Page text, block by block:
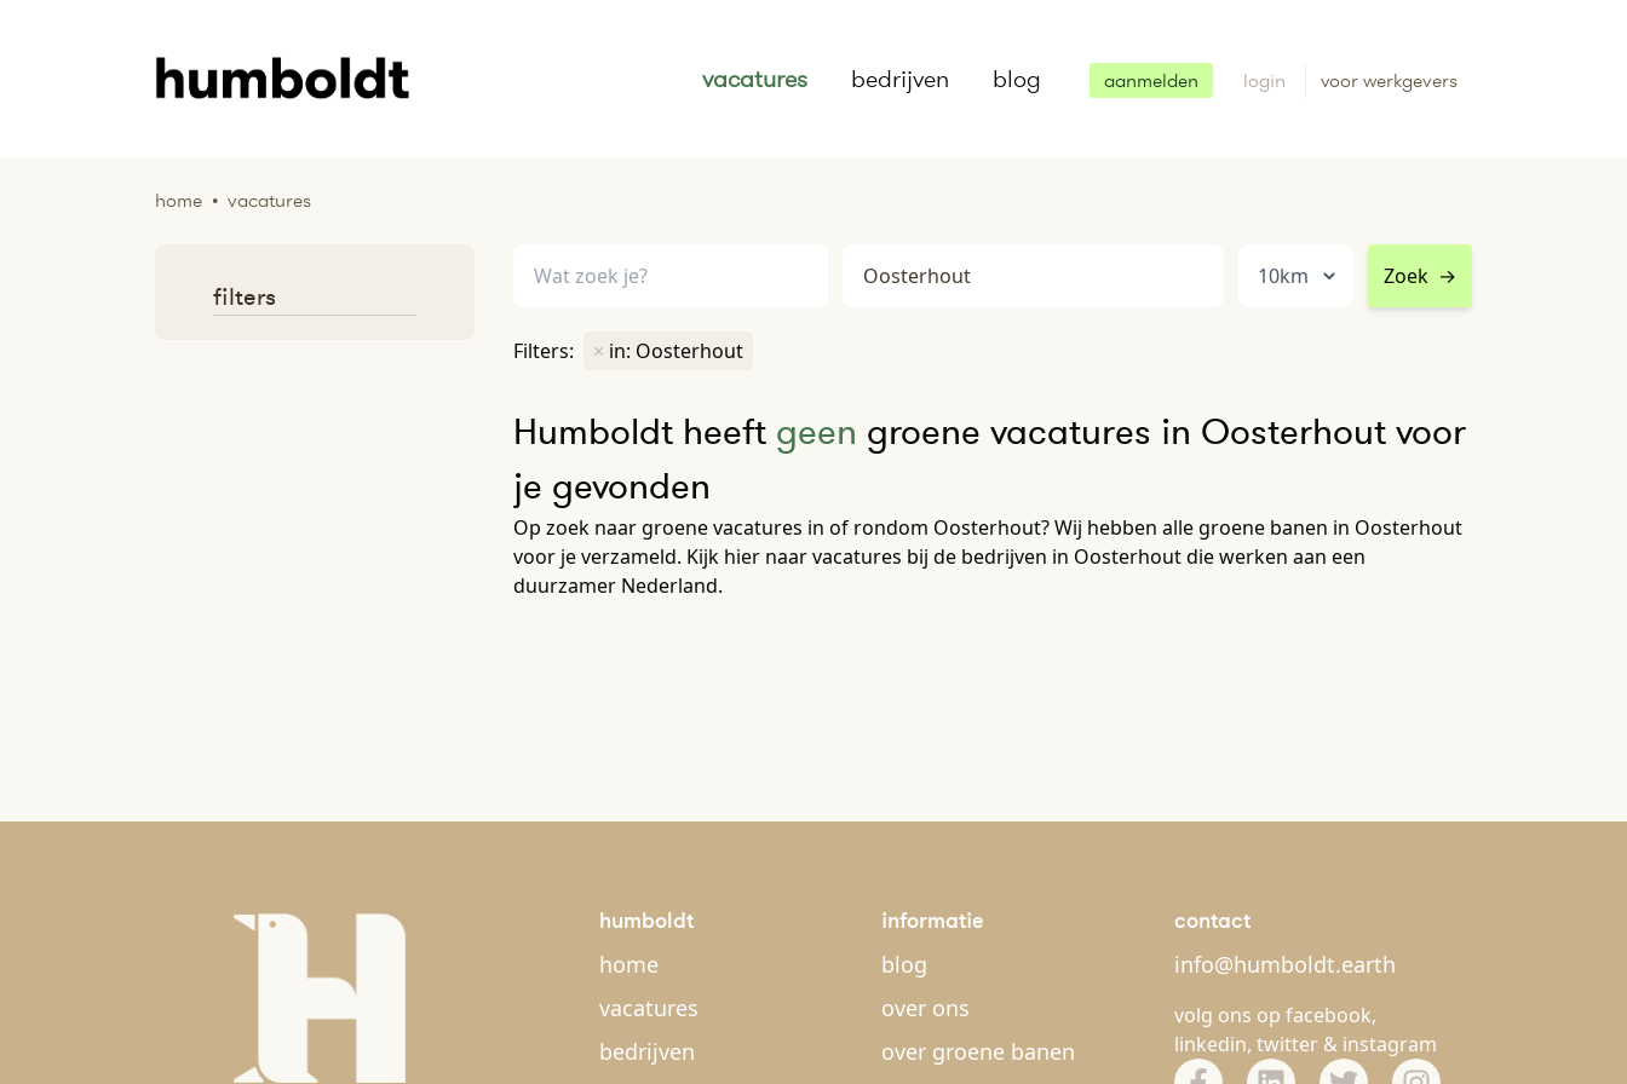
vacatures bedrijven blog aanmelden login voor werkgevers
home • vacatures
Zoek →
Filters: × in: Oosterhout
Humboldt heeft geen groene vacatures in Oosterhout voor
je gevonden
Op zoek naar groene vacatures in of rondom Oosterhout? Wij hebben alle groene banen in Oosterhout
voor je verzameld. Kijk hier naar vacatures bij de bedrijven in Oosterhout die werken aan een
duurzamer Nederland.
filters
humboldt
home
vacatures
bedrijven
informatie
blog
over ons
over groene banen
contact
info@humboldt.earth
volg ons op facebook,
linkedin, twitter & instagram